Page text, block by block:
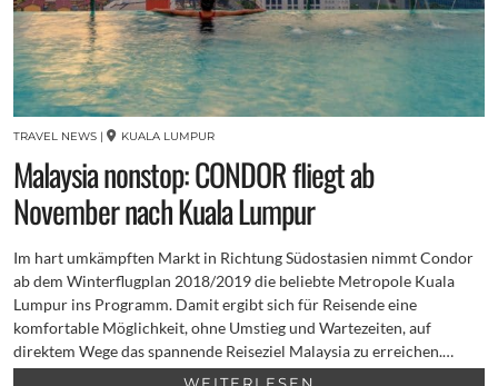
TRAVEL NEWS | KUALA LUMPUR
Malaysia nonstop: CONDOR fliegt ab
November nach Kuala Lumpur
Im hart umkämpften Markt in Richtung Südostasien nimmt Condor
ab dem Winterflugplan 2018/2019 die beliebte Metropole Kuala
Lumpur ins Programm. Damit ergibt sich für Reisende eine
komfortable Möglichkeit, ohne Umstieg und Wartezeiten, auf
direktem Wege das spannende Reiseziel Malaysia zu erreichen.…